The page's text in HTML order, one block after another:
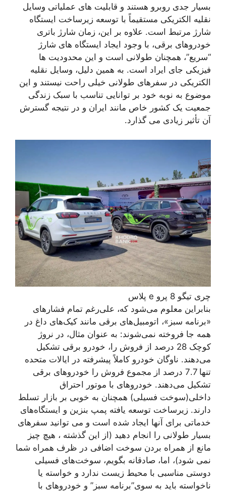
بسیار جدی روبرو هستند و قابلیت های عملیاتی وسایل
نقلیه الکتریکی مستقیماً با توسعه زیرساخت ایستگاه
شارژ مرتبط است. علاوه بر این، زمان شارژ باتری
خودروهای برقی، با وجود ایجاد ایستگاه های شارژ
“سریع”، همچنان طولانی است و این محدودیت ها
فیزیکی جای ایراد است. به همین دلیل، وسایل نقلیه
الکتریکی در سفرهای طولانی خیلی راحت نیستند و این
موضوع به نوبه خود بر توانایی تناسب با سبک زندگی
جمعیت یک کشور خاص مانند ایران و در نتیجه گسترش
آن تأثیر زیادی می گذارد.
چری تیگو 8 پرو e پلاس
بنابراین معلوم می‌شود که، علی‌رغم تمام فشارهای
«برنامه سبز»، اتومبیل‌های برقی مانند کیک‌های داغ در
همه جا فروخته نمی‌شوند: به عنوان مثال، در نروژ
کوچک 28 درصد از فروش را، خودرو برقی تشکیل
می‌دهند. ناوگان خودرو کاملاً پیشرفته در ایالات متحده
تنها 7.7 درصد از مجموع فروش را خودروهای برقی
تشکیل می‌دهند. خودروهای با موتور احتراق
داخلی(سوخت فسیلی) همچنان به خوبی بر بازار تسلط
دارند. زیرساخت توسعه یافته پمپ بنزین و ایستگاه‌های
خدماتی برای آنها ایجاد شده است و می توانید سفرهای
بسیار طولانی را انجام دهید (از این گذشته ، هیچ چیز
مانع از همراه بردن سوخت اضافی در ظرف همراه شما
نمی شود)، اما، صادقانه بگویم، سوخت‌های فسیلی
دوستی مناسبی با محیط زیست ندارد و خواسته یا
ناخواسته باید به سوی”برنامه سبز” و خودروهای با